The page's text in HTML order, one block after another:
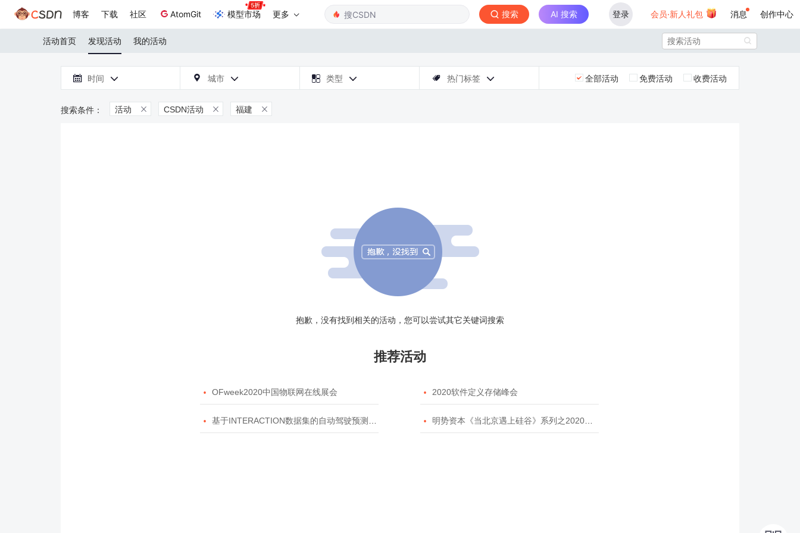
博客 下载 社区 AtomGit 模型市场 更多 搜索 AI 搜索 登录 会员·新人礼包 消息 创作中心
活动首页 发现活动 我的活动 
 时间   城市   类型   热门标签  全部活动 免费活动 收费活动
活动  CSDN活动  福建 
抱歉，没有找到相关的活动，您可以尝试其它关键词搜索
推荐活动
 OFweek2020中国物联网在线展会  2020软件定义存储峰会
 基于INTERACTION数据集的自动驾驶预测模型挑战赛  明势资本《当北京遇上硅谷》系列之2020年度开源峰会